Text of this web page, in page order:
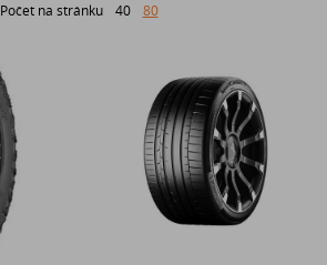
Počet na stránku 40 80